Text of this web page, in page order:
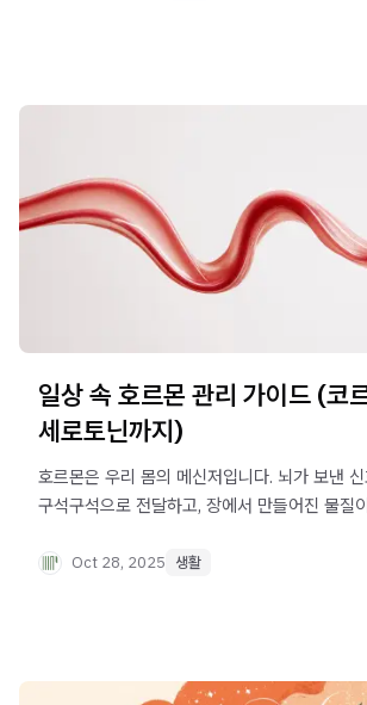
일상 속 호르몬 관리 가이드 (코
세로토닌까지)
호르몬은 우리 몸의 메신저입니다. 뇌가 보낸
구석구석으로 전달하고, 장에서 만들어진 물질
오케스트라처럼, 호르몬들은 서로 연결되어 우
Oct 28, 2025 생활